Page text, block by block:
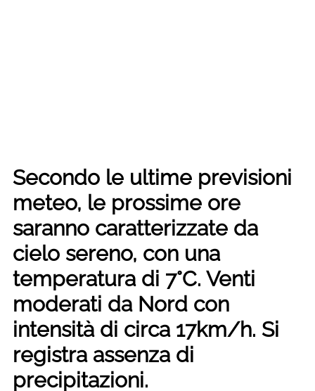
Secondo le ultime previsioni
meteo, le prossime ore
saranno caratterizzate da
cielo sereno, con una
temperatura di 7°C. Venti
moderati da Nord con
intensità di circa 17km/h. Si
registra assenza di
precipitazioni.